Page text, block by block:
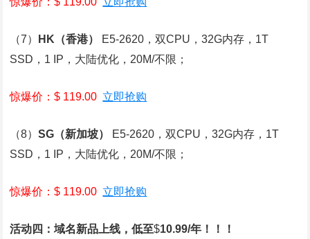
（7） HK （香港）
E5-2620，双CPU，32G内存，1T
SSD，1 IP，大陆优化，20M/不限；
惊爆价：$ 119.00 立即抢购
（8）SG （新加坡）
E5-2620，双CPU，32G内存，1T
SSD，1 IP，大陆优化，20M/不限；
惊爆价：$ 119.00 立即抢购
活动四：域名新品上线，低至$10.99/年！！！